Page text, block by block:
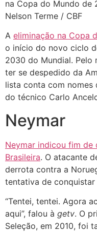
na Copa do Mundo de
Nelson Terme / CBF
A eliminação na Copa
o início do novo ciclo
2030 do Mundial. Pelo
ter se despedido da
lista conta com nomes
do técnico Carlo
Neymar
Neymar indicou fim de
Brasileira. O atacante
derrota contra a
tentativa de conquistar
“Tentei, tentei. Agora
aqui”, falou à getv. O
Seleção, em 2010, foi